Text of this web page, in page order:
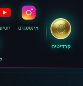
קרדיטים
אינסטגרם